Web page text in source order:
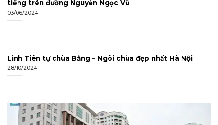
tiếng trên đường Nguyễn Ngọc Vũ
03/06/2024
Linh Tiên tự chùa Bằng – Ngôi chùa đẹp nhất Hà Nội
28/10/2024